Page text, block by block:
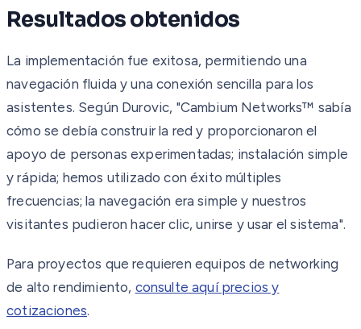
Resultados obtenidos
La implementación fue exitosa, permitiendo una
navegación fluida y una conexión sencilla para los
asistentes. Según Durovic, "Cambium Networks™ sabía
cómo se debía construir la red y proporcionaron el
apoyo de personas experimentadas; instalación simple
y rápida; hemos utilizado con éxito múltiples
frecuencias; la navegación era simple y nuestros
visitantes pudieron hacer clic, unirse y usar el sistema".
Para proyectos que requieren equipos de networking
de alto rendimiento, consulte aquí precios y
cotizaciones.